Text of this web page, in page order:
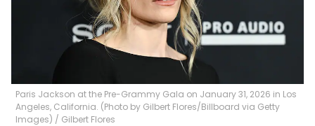
Paris Jackson at the Pre-Grammy Gala on January 31, 2026 in Los
Angeles, California. (Photo by Gilbert Flores/Billboard via Getty
Images) / Gilbert Flores